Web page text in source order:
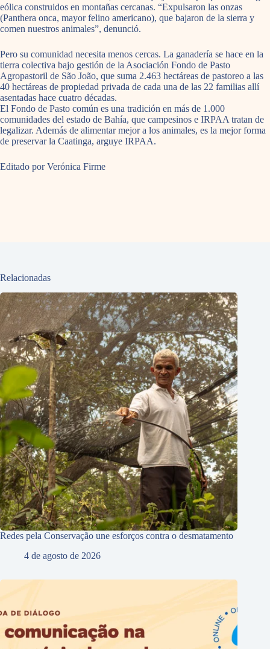
eólica construidos en montañas cercanas. “Expulsaron las onzas
(Panthera onca, mayor felino americano), que bajaron de la sierra y
comen nuestros animales”, denunció.
Pero su comunidad necesita menos cercas. La ganadería se hace en la
tierra colectiva bajo gestión de la Asociación Fondo de Pasto
Agropastoril de São João, que suma 2.463 hectáreas de pastoreo a las
40 hectáreas de propiedad privada de cada una de las 22 familias allí
asentadas hace cuatro décadas.
El Fondo de Pasto común es una tradición en más de 1.000
comunidades del estado de Bahía, que campesinos e IRPAA tratan de
legalizar. Además de alimentar mejor a los animales, es la mejor forma
de preservar la Caatinga, arguye IRPAA.
Editado por Verónica Firme
Relacionadas
Redes pela Conservação une esforços contra o desmatamento
4 de agosto de 2026